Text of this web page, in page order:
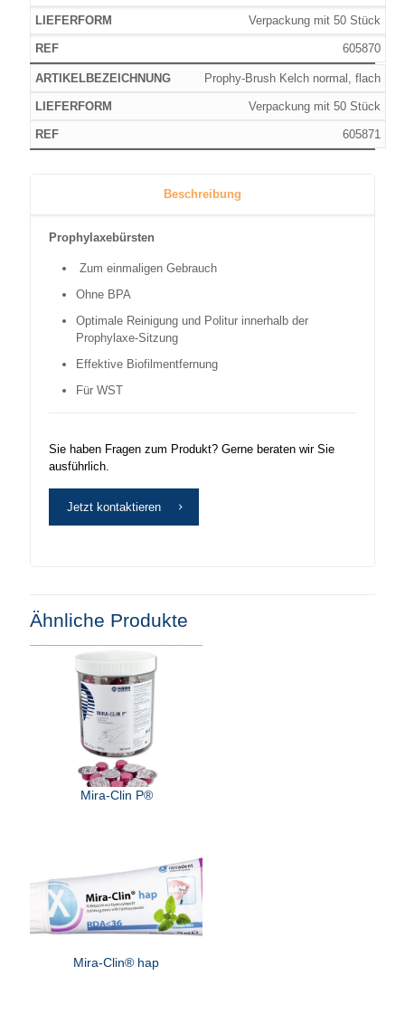
Verpackung mit 50 Stück
605870
Prophy-Brush Kelch normal, flach
Verpackung mit 50 Stück
605871
Beschreibung
Prophylaxebürsten
Zum einmaligen Gebrauch
Ohne BPA
Optimale Reinigung und Politur innerhalb der
Prophylaxe-Sitzung
Effektive Biofilmentfernung
Für WST
Sie haben Fragen zum Produkt? Gerne beraten wir Sie
ausführlich.
Jetzt kontaktieren
Ähnliche Produkte
Mira-Clin P®
Mira-Clin® hap